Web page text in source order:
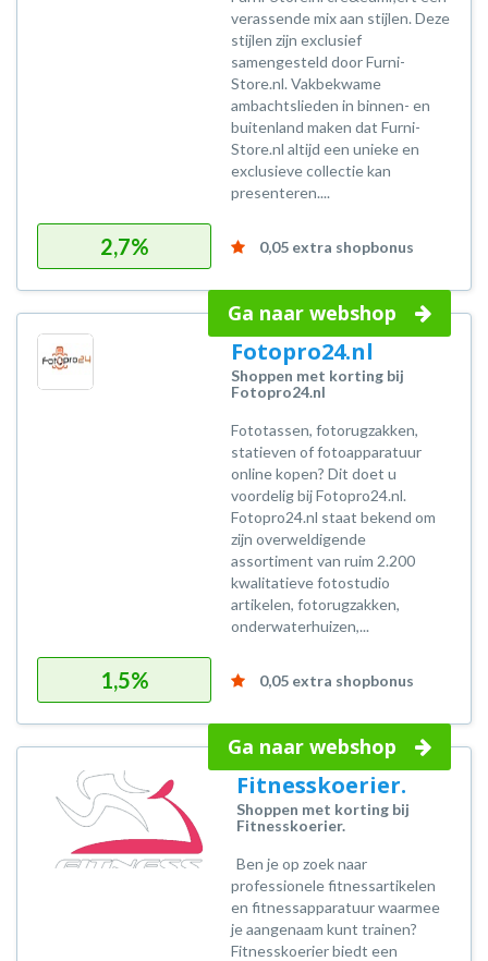
verassende mix aan stijlen. Deze
stijlen zijn exclusief
samengesteld door Furni-
Store.nl. Vakbekwame
ambachtslieden in binnen- en
buitenland maken dat Furni-
Store.nl altijd een unieke en
exclusieve collectie kan
presenteren....
2,7% 0,05 extra shopbonus
Ga naar webshop
Fotopro24.nl
Shoppen met korting bij
Fotopro24.nl
Fototassen, fotorugzakken,
statieven of fotoapparatuur
online kopen? Dit doet u
voordelig bij Fotopro24.nl.
Fotopro24.nl staat bekend om
zijn overweldigende
assortiment van ruim 2.200
kwalitatieve fotostudio
artikelen, fotorugzakken,
onderwaterhuizen,...
1,5% 0,05 extra shopbonus
Ga naar webshop
Fitnesskoerier.
Shoppen met korting bij
Fitnesskoerier.
Ben je op zoek naar
professionele fitnessartikelen
en fitnessapparatuur waarmee
je aangenaam kunt trainen?
Fitnesskoerier biedt een